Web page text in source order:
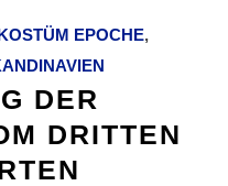
EPOCHE,
DER
DRITTEN